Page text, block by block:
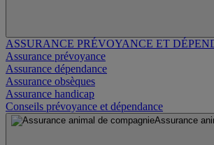
ASSURANCE PRÉVOYANCE ET
Assurance prévoyance
Assurance dépendance
Assurance obsèques
Assurance handicap
Conseils prévoyance et dépendance
Assurance